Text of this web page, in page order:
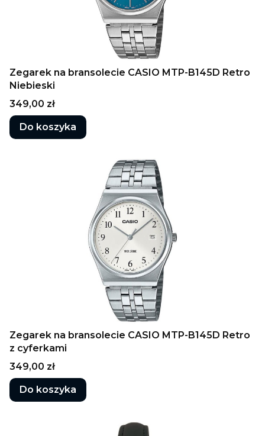
Zegarek na bransolecie CASIO MTP-B145D Retro
Niebieski
Cena
349,00 zł
Do koszyka
Zegarek na bransolecie CASIO MTP-B145D Retro
z cyferkami
Cena
349,00 zł
Do koszyka